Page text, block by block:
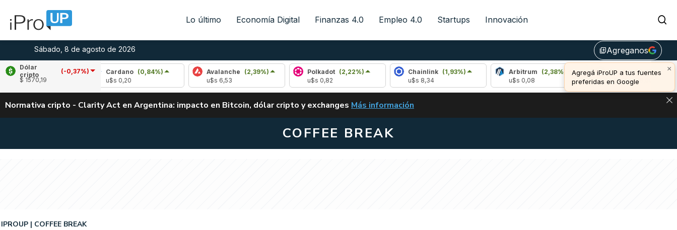
Lo último Economía Digital Finanzas 4.0 Empleo 4.0 Startups Innovación
Sábado, 8 de agosto de 2026 library_addAgreganos
×
Agregá iProUP a tus fuentes
preferidas en Google
Dólar
cripto
(-0,37%)
$ 1570,19
Cardano (0,84%)
Avalanche (2,39%)
Polkadot (2,22%)
Chainlink
(1,93%)
Arbitrum
(2,38%)
Bitcoin (0,43%)
u$s 65.086,00
Normativa cripto - Clarity Act en Argentina: impacto en Bitcoin, dólar cripto y exchanges CLARITY ACT EN ARGENTINA: IMPACTO EN BITCOIN, DÓLAR CRIPTO Y EXCHANGES
Más información
COFFEE BREAK
IPROUP COFFEE BREAK